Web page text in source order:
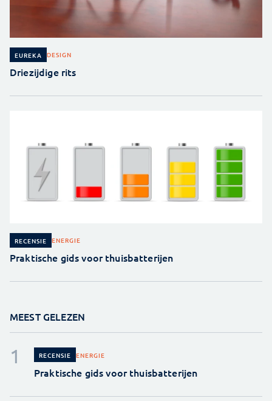
EUREKA DESIGN
Driezijdige rits
RECENSIE ENERGIE
Praktische gids voor thuisbatterijen
MEEST GELEZEN
RECENSIE ENERGIE
Praktische gids voor thuisbatterijen